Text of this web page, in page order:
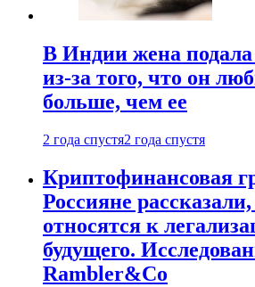
В Индии жена
из-за того, что он
больше, чем ее
2 года спустя2 года спустя
Криптофинансовая
Россияне
относятся к
будущего.
Rambler&Co